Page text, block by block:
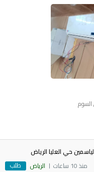
حي العليا الرياض
منذ 10 ساعات
الرياض طلب